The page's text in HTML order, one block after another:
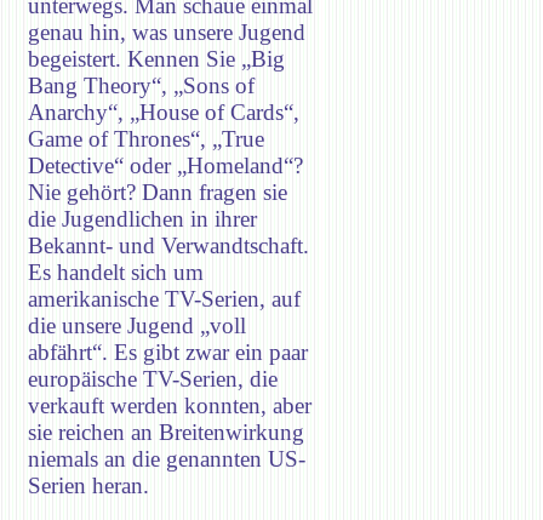
unterwegs. Man schaue einmal
genau hin, was unsere Jugend
begeistert. Kennen Sie „Big
Bang Theory“, „Sons of
Anarchy“, „House of Cards“,
Game of Thrones“, „True
Detective“ oder „Homeland“?
Nie gehört? Dann fragen sie
die Jugendlichen in ihrer
Bekannt- und Verwandtschaft.
Es handelt sich um
amerikanische TV-Serien, auf
die unsere Jugend „voll
abfährt“. Es gibt zwar ein paar
europäische TV-Serien, die
verkauft werden konnten, aber
sie reichen an Breitenwirkung
niemals an die genannten US-
Serien heran.